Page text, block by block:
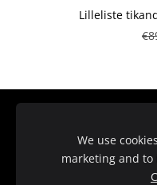
Lilleliste
KONTAKTWe use
marketing and to